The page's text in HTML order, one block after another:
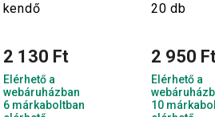
kendő
2 130 Ft
Elérhető a
webáruházban
6 márkaboltban
20 db
2 950
Elérhető a
10